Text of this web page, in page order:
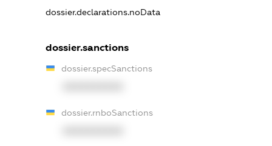
dossier.declarations.noData
dossier.sanctions
dossier.specSanctions
dossier.rnboSanctions